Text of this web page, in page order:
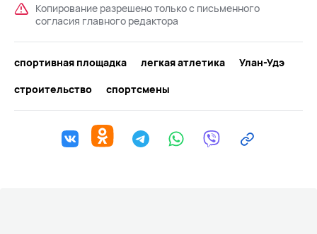
Копирование разрешено только с письменного
согласия главного редактора
спортивная площадка легкая атлетика
Улан-Удэ
строительство
спортсмены